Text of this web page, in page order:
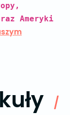
Ameryki
/